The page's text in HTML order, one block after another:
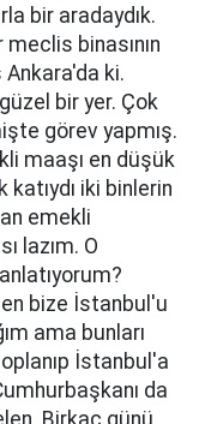
bir aradaydık.
binasının
Ankara'da ki.
bir yer. Çok
görev yapmış.
maaşı en düşük
iki binlerin
emekli
lazım. O
bize İstanbul'u
ama bunları
İstanbul'a
da
Birkaç günü